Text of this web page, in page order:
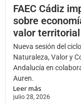
FAEC Cádiz
sobre
valor
Nueva sesión del
Naturaleza, Valor y
Andalucía en
Auren.
Leer más
julio 28, 2026